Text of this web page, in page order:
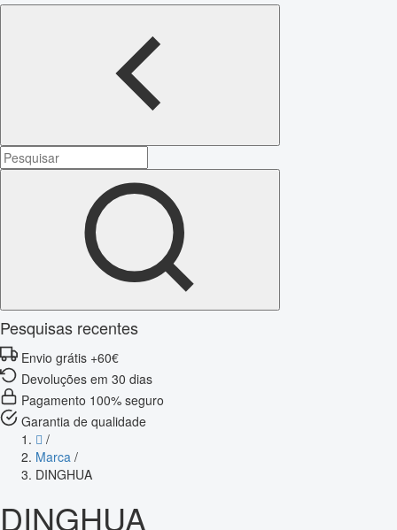
Pesquisas recentes
Envio grátis +60€
Devoluções em 30 dias
Pagamento 100% seguro
Garantia de qualidade
/
Marca /
DINGHUA
DINGHUA